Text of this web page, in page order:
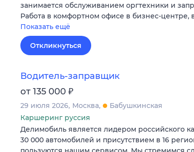
занимается обслуживанием оргтехники и
Работа в комфортном офисе в бизнес-центре,
Показать ещё
Откликнуться
Водитель-заправщик
от 135 000 ₽
29 июля 2026 Москва
Бабушкинская
Каршеринг руссия
Делимобиль является лидером российского
30 000 автомобилей и присутствием в 16